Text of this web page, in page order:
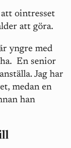
ointresset
att göra.
yngre med
En senior
Jag har
medan en
han